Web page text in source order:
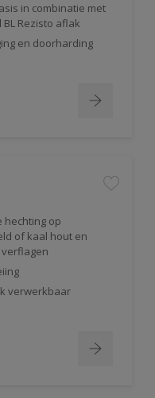
in combinatie met
Rezisto aflak
en doorharding
hechting op
of kaal hout en
verwerkbaar